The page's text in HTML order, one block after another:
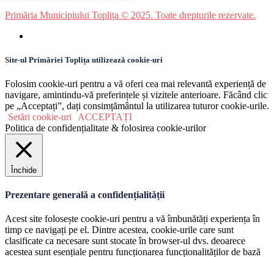
Primăria Municipiului Toplița © 2025. Toate drepturile rezervate.
Site-ul Primăriei Toplița utilizează cookie-uri
Folosim cookie-uri pentru a vă oferi cea mai relevantă experiență de
navigare, amintindu-vă preferințele și vizitele anterioare. Făcând clic
pe „Acceptați”, dați consimțământul la utilizarea tuturor cookie-urile.
Setări cookie-uri
ACCEPTAȚI
Politica de confidențialitate & folosirea cookie-urilor
Închide
Prezentare generală a confidențialității
Acest site folosește cookie-uri pentru a vă îmbunătăți experiența în
timp ce navigați pe el. Dintre acestea, cookie-urile care sunt
clasificate ca necesare sunt stocate în browser-ul dvs. deoarece
acestea sunt esențiale pentru funcționarea funcționalităților de bază